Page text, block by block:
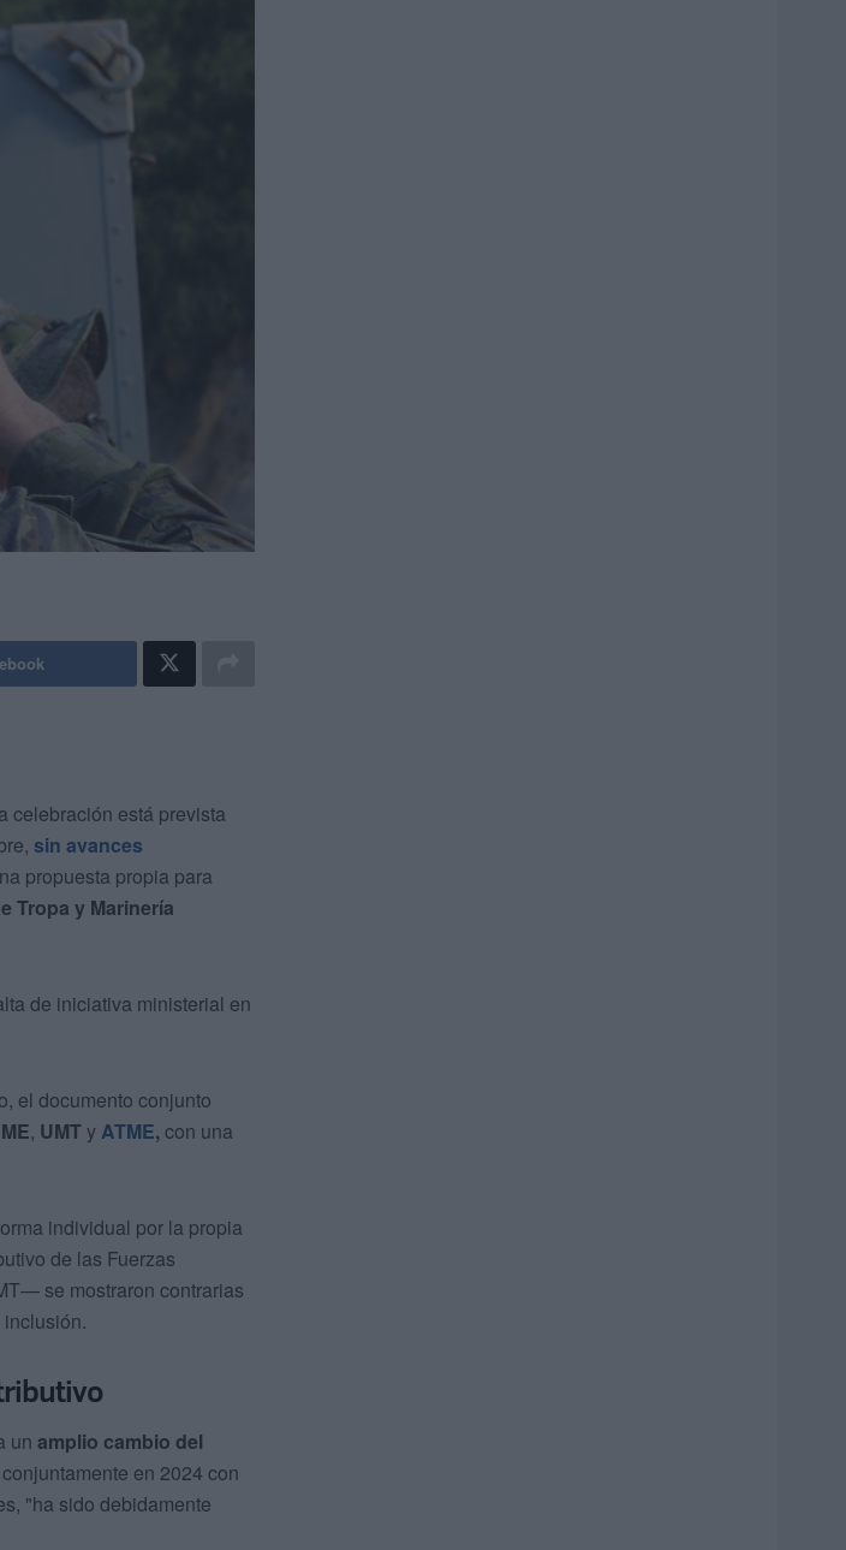
celebración está prevista
sin avances
propuesta propia para
Tropa y Marinería
de iniciativa ministerial en
el documento conjunto
, UMTyATME, con una
individual por la propia
de las Fuerzas
se mostraron contrarias
inclusión.
un amplio cambio del
en 2024 con
"ha sido debidamente